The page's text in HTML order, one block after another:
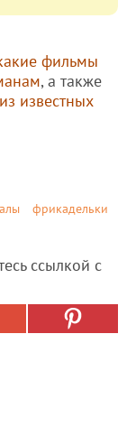
фильмы
, а также
известных
фрикадельки
ссылкой с